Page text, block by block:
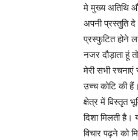
मे मुख्य अतिथि
अपनी प्रस्तुति
प्रस्फुटित होने
नजर दौड़ाता हूं
मेरी सभी रचनाएं
उच्च कोटि की
क्षेत्र में विस्तृत
दिशा मिलती है।
विचार पढ़ने को